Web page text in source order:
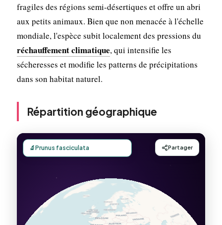
fragiles des régions semi-désertiques et offre un abri
aux petits animaux. Bien que non menacée à l'échelle
mondiale, l'espèce subit localement des pressions du
réchauffement climatique, qui intensifie les
sécheresses et modifie les patterns de précipitations
dans son habitat naturel.
Répartition géographique